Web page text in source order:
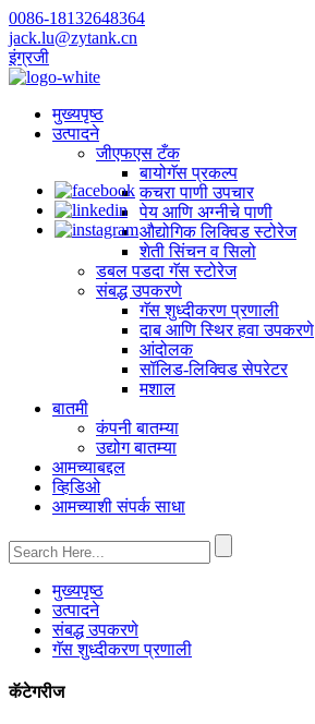
0086-18132648364
jack.lu@zytank.cn
इंग्रजी
मुख्यपृष्ठ
उत्पादने
जीएफएस टँक
बायोगॅस प्रकल्प
कचरा पाणी उपचार
पेय आणि अग्नीचे पाणी
औद्योगिक लिक्विड स्टोरेज
शेती सिंचन व सिलो
डबल पडदा गॅस स्टोरेज
संबद्ध उपकरणे
गॅस शुध्दीकरण प्रणाली
दाब आणि स्थिर हवा उपकरणे
आंदोलक
सॉलिड-लिक्विड सेपरेटर
मशाल
बातमी
कंपनी बातम्या
उद्योग बातम्या
आमच्याबद्दल
व्हिडिओ
आमच्याशी संपर्क साधा
मुख्यपृष्ठ
उत्पादने
संबद्ध उपकरणे
गॅस शुध्दीकरण प्रणाली
कॅटेगरीज